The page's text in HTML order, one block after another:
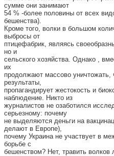
сумме они занимают
54 % -более половины от всех
бешенства).
Кроме того, волки в большом
выбросы от
птицефабрик, являясь
но и
сельского хозяйства. Однако ,
их
продолжают массово уничтожать,
результаты,
пропагандирует жестокость и
наблюдение. Никто из
журналистов не озаботился
серьезному: почему
не выделяются деньги на
делают в Европе),
почему Украина не участвует в
борьбе с
бешенством? Нет, травить волков